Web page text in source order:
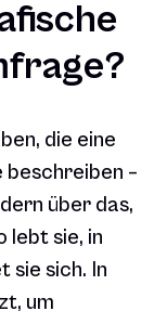
die eine
–
über das,
lebt sie, in
sie sich. In
um